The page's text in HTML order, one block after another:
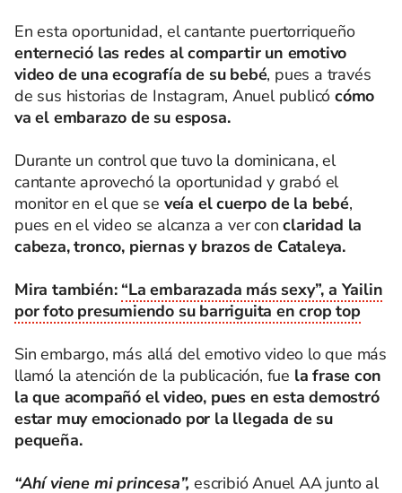
En esta oportunidad, el cantante puertorriqueño
enterneció las redes al compartir un emotivo
video de una ecografía de su bebé, pues a través
de sus historias de Instagram, Anuel publicó cómo
va el embarazo de su esposa.
Durante un control que tuvo la dominicana, el
cantante aprovechó la oportunidad y grabó el
monitor en el que se veía el cuerpo de la bebé,
pues en el video se alcanza a ver con claridad la
cabeza, tronco, piernas y brazos de Cataleya.
Mira también: “La embarazada más sexy”, a Yailin
por foto presumiendo su barriguita en crop top
Sin embargo, más allá del emotivo video lo que más
llamó la atención de la publicación, fue la frase con
la que acompañó el video, pues en esta demostró
estar muy emocionado por la llegada de su
pequeña.
“Ahí viene mi princesa”, escribió Anuel AA junto al